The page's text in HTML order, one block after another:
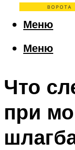
Меню
Меню
Что
при